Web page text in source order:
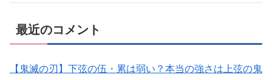
最近のコメント
【鬼滅の刃】下弦の伍・累は弱い？本当の強さは上弦の鬼